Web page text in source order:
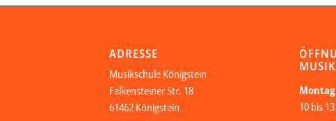
ADRESSE
Musikschule Königstein
Falkensteiner Str. 18
61462 Königstein
10 bis